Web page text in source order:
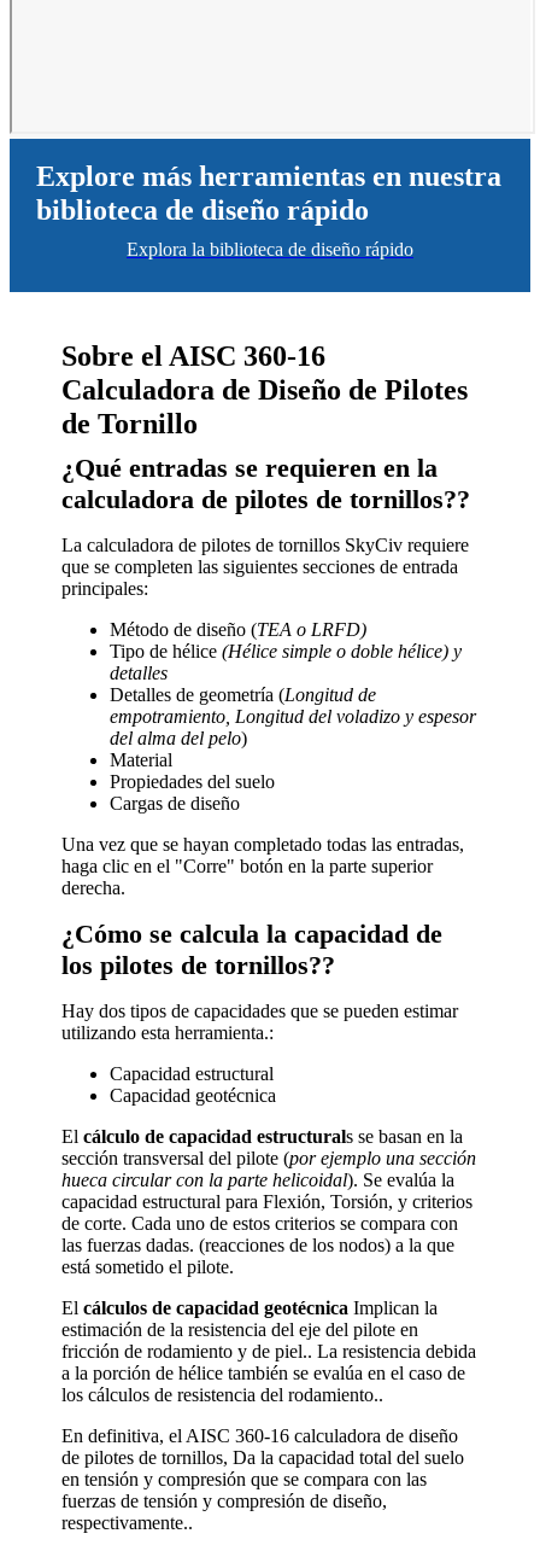
Explore más herramientas en nuestra
biblioteca de diseño rápido
Explora la biblioteca de diseño rápido
Sobre el AISC 360-16
Calculadora de Diseño de Pilotes
de Tornillo
¿Qué entradas se requieren en la
calculadora de pilotes de tornillos??
La calculadora de pilotes de tornillos SkyCiv requiere
que se completen las siguientes secciones de entrada
principales:
Método de diseño (TEA o LRFD)
Tipo de hélice(Hélice simple o doble hélice) y
detalles
Detalles de geometría (Longitud de
empotramiento, Longitud del voladizo y espesor
del alma del pelo)
Material
Propiedades del suelo
Cargas de diseño
Una vez que se hayan completado todas las entradas,
haga clic en el "Corre" botón en la parte superior
derecha.
¿Cómo se calcula la capacidad de
los pilotes de tornillos??
Hay dos tipos de capacidades que se pueden estimar
utilizando esta herramienta.:
Capacidad estructural
Capacidad geotécnica
Elcálculo de capacidad estructurals se basan en la
sección transversal del pilote (por ejemplo una sección
hueca circular con la parte helicoidal). Se evalúa la
capacidad estructural para Flexión, Torsión, y criterios
de corte. Cada uno de estos criterios se compara con
las fuerzas dadas. (reacciones de los nodos) a la que
está sometido el pilote.
Elcálculos de capacidad geotécnicaImplican la
estimación de la resistencia del eje del pilote en
fricción de rodamiento y de piel.. La resistencia debida
a la porción de hélice también se evalúa en el caso de
los cálculos de resistencia del rodamiento..
En definitiva, el AISC 360-16 calculadora de diseño
de pilotes de tornillos, Da la capacidad total del suelo
en tensión y compresión que se compara con las
fuerzas de tensión y compresión de diseño,
respectivamente..